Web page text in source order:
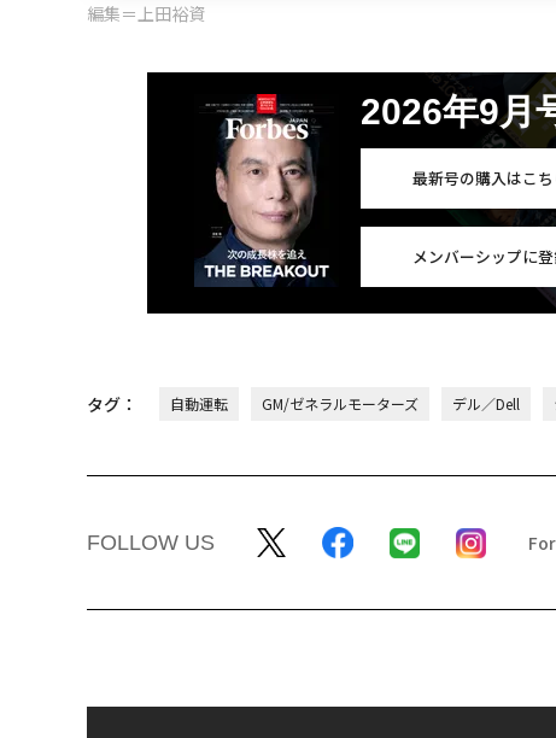
編集＝上田裕資
2026年9月
最新号の購入はこ
メンバーシップに
タグ： 自動運転 GM/ゼネラルモーターズ デル／Dell
FOLLOW US